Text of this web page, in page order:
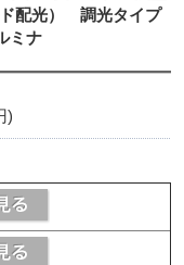
配光） 調光タイプ
ミナ
)